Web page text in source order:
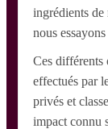
ingrédients de
nous
Ces différents
effectués par
privés et
impact connu